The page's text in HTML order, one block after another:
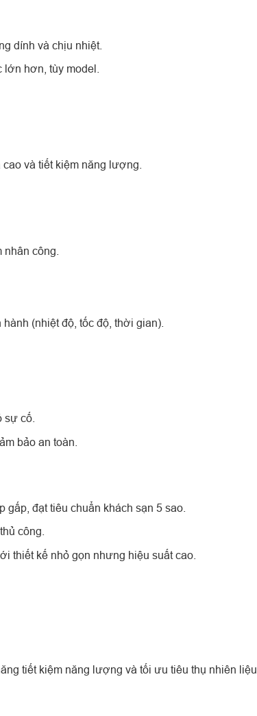
dính và chịu nhiệt.
hơn, tùy model.
và tiết kiệm năng lượng.
công.
(nhiệt độ, tốc độ, thời gian).
sự cố.
bảo an toàn.
đạt tiêu chuẩn khách sạn 5 sao.
công.
thiết kế nhỏ gọn nhưng hiệu suất cao.
tiết kiệm năng lượng và tối ưu tiêu thụ nhiên liệu.